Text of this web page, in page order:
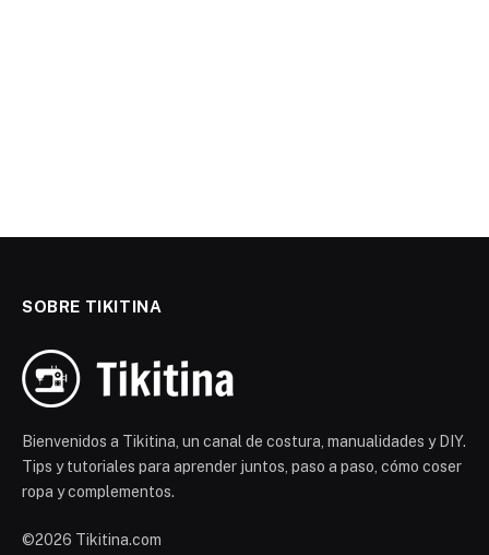
SOBRE TIKITINA
Bienvenidos a Tikitina, un canal de costura, manualidades y DIY.
Tips y tutoriales para aprender juntos, paso a paso, cómo coser
ropa y complementos.
©2026 Tikitina.com